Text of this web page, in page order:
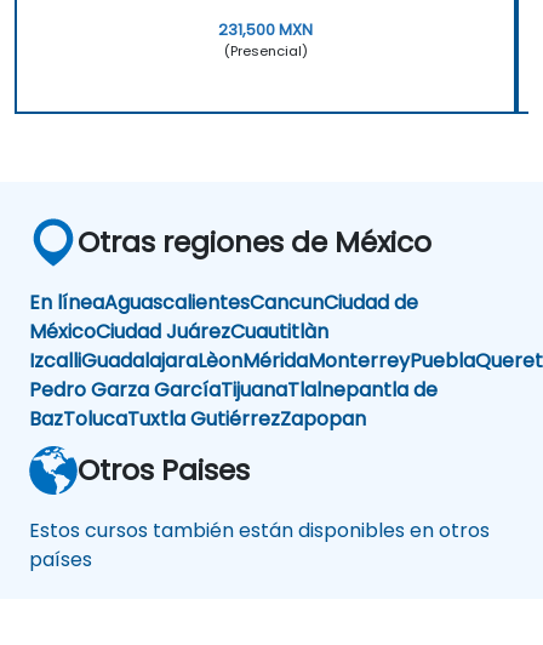
231,500 MXN
(Presencial)
Otras regiones de México
En líneaAguascalientesCancunCiudad de
MéxicoCiudad JuárezCuautitlàn
IzcalliGuadalajaraLèonMéridaMonterreyPuebla
Pedro Garza GarcíaTijuanaTlalnepantla de
BazTolucaTuxtla GutiérrezZapopan
Otros Paises
Estos cursos también están disponibles en otros
países